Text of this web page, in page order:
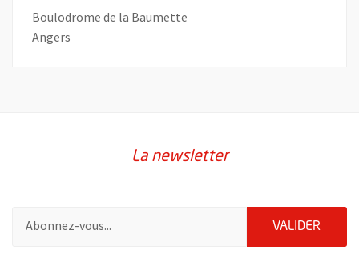
Boulodrome de la Baumette
Angers
La newsletter
VALIDER